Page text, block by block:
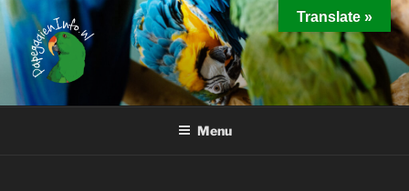
Ga
naar
de
inhoud
PAPEGAAIEN INFO
Interessante weetjes over het houden van papegaaien
Menu
Translate »